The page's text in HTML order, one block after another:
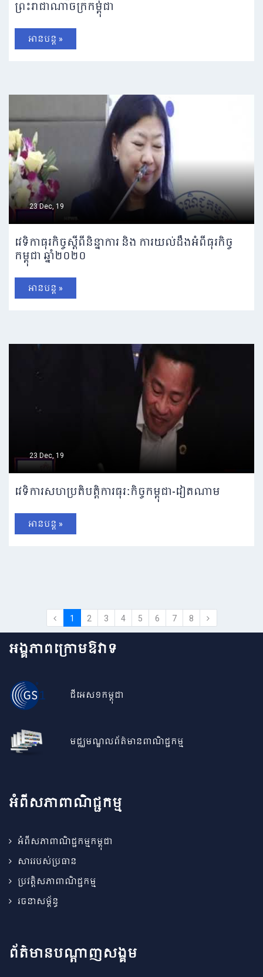
ព្រះរាជាណាចក្រកម្ពុជា
អានបន្ត »
23 Dec, 19
វេទិកាធុរកិច្ចស្ដីពីនិន្នាការ និង ការយល់ដឹងអំពីធុរកិច្ច
កម្ពុជា ឆ្នាំ២០២០
អានបន្ត »
23 Dec, 19
វេទិការសហប្រតិបត្តិការធុរៈកិច្ចកម្ពុជា-វៀតណាម
អានបន្ត »
1 2 3 4 5 6 7 8
អង្គភាពក្រោមឱវាទ
ជីអេស១កម្ពុជា
មជ្ឈមណ្ឌលព័ត៌មានពាណិជ្ជកម្ម
អំពីសភាពាណិជ្ជកម្ម
អំពីសភាពាណិជ្ជកម្មកម្ពុជា
សាររបស់ប្រធាន
ប្រវត្តិសភាពាណិជ្ជកម្ម
រចនាសម្ព័ន្ធ
ព័ត៌មានបណ្តាញសង្គម